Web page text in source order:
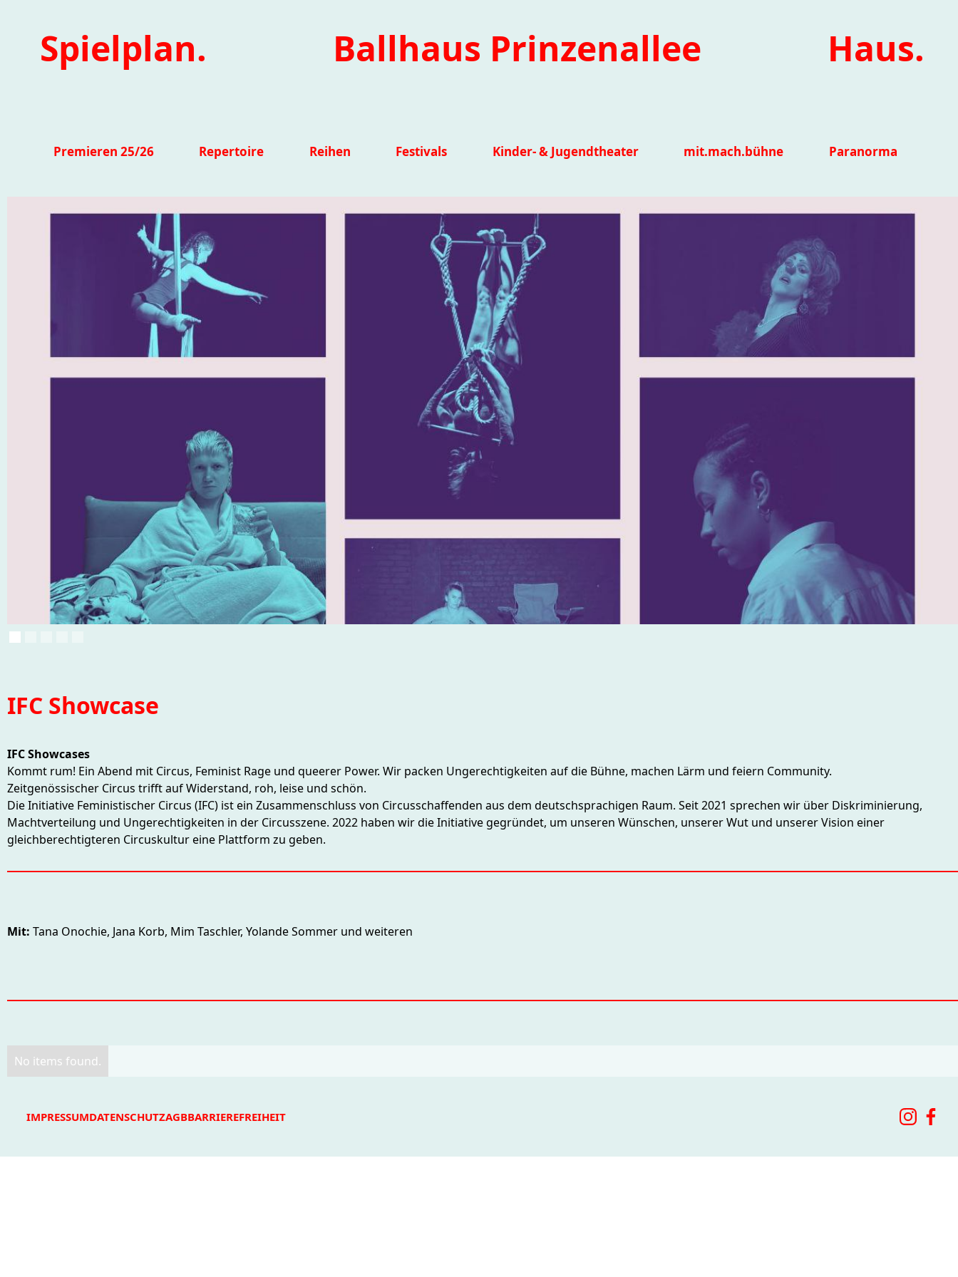
Spielplan. Ballhaus Prinzenallee Haus.
Premieren 25/26 Repertoire Reihen Festivals Kinder- & Jugendtheater mit.mach.bühne Paranorma
IFC Showcase
IFC Showcases
Kommt rum! Ein Abend mit Circus, Feminist Rage und queerer Power. Wir packen Ungerechtigkeiten auf die Bühne, machen Lärm und feiern Community.
Zeitgenössischer Circus trifft auf Widerstand, roh, leise und schön.
Die Initiative Feministischer Circus (IFC) ist ein Zusammenschluss von Circusschaffenden aus dem deutschsprachigen Raum. Seit 2021 sprechen wir über Diskriminierung,
Machtverteilung und Ungerechtigkeiten in der Circusszene. 2022 haben wir die Initiative gegründet, um unseren Wünschen, unserer Wut und unserer Vision einer
gleichberechtigteren Circuskultur eine Plattform zu geben.
Mit: Tana Onochie, Jana Korb, Mim Taschler, Yolande Sommer und weiteren
No items found.
IMPRESSUMDATENSCHUTZAGBBARRIEREFREIHEIT